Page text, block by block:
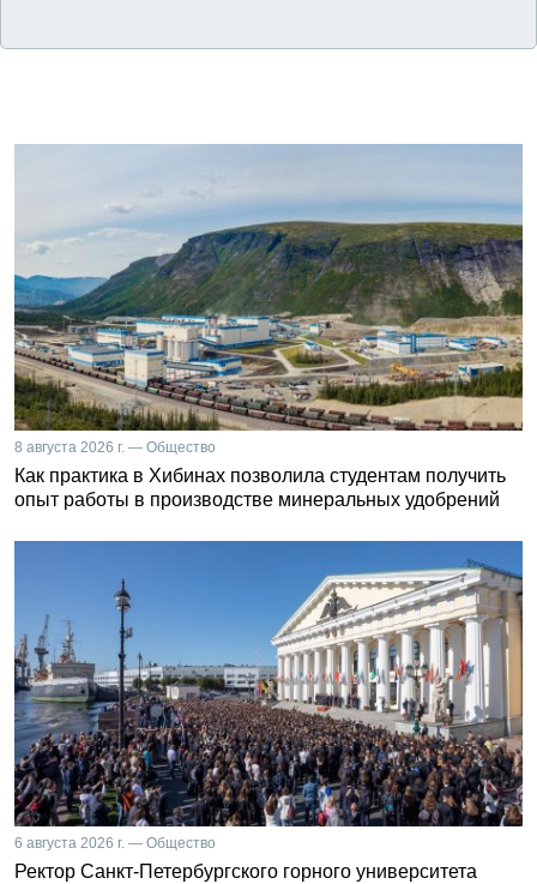
8 августа 2026 г. — Общество
Как практика в Хибинах позволила студентам получить
опыт работы в производстве минеральных удобрений
6 августа 2026 г. — Общество
Ректор Санкт-Петербургского горного университета